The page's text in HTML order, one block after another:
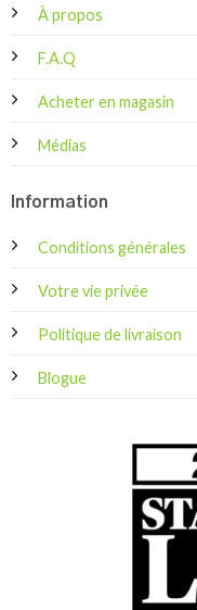
À propos
F.A.Q
Acheter en magasin
Médias
Information
Conditions générales
Votre vie privée
Politique de livraison
Blogue